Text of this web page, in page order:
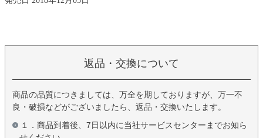
返品・交換について
商品の品質につきましては、万全を期しておりますが、万一不
良・破損などがございましたら、返品・交換いたします。
１．商品到着後、7日以内に当社サービスセンターまでお知ら